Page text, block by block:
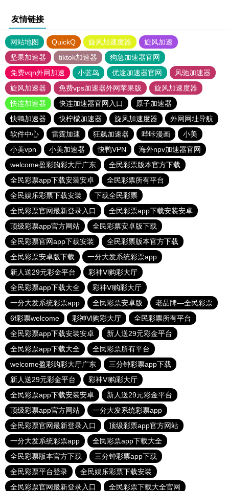
友情链接
网站地图 QuickQ 旋风加速度器
旋风加速
坚果加速器
tiktok加速器
狗急加速器官网
免费vqn外网加速
小蓝鸟 优途加速器官网
风驰加速器
旋风加速器
免费vps加速器外网苹果版
旋风加速度器
快连加速器
快连加速器官网入口
原子加速器
快鸭加速器
快柠檬加速器 旋风加速度器
外网网址导航
软件中心
雷霆加速 狂飙加速器 哔咔漫画
小美
小美vpn
小美加速器 快鸭VPN
海外npv加速器官网
welcome盈彩购彩大厅广东
全民彩票版本官方下载
全民彩票app下载安装安卓
全民彩票所有平台
全民娱乐彩票下载安装
下载全民彩票
全民彩票官网最新登录入口
全民彩票app下载安装安卓
顶级彩票app官方网站
全民彩票安卓版下载
全民彩票官网app下载安装
全民彩票版本官方下载
全民彩票安卓版下载
一分大发系统彩票app
新人送29元彩金平台
彩神Vl购彩大厅
全民彩票app下载大全
彩神Vl购彩大厅
一分大发系统彩票app
全民彩票安卓版
老品牌—全民彩票
6f彩票welcome
彩神Vl购彩大厅
全民彩票所有平台
全民彩票app下载安装安卓
新人送29元彩金平台
全民彩票app下载大全
全民彩票所有平台
welcome盈彩购彩大厅广东
三分钟彩票app下载
新人送29元彩金平台
彩神Vl购彩大厅
全民彩票app下载安装安卓
新人送29元彩金平台
顶级彩票app官方网站
一分大发系统彩票app
全民彩票官网最新登录入口
顶级彩票app官方网站
一分大发系统彩票app
全民彩票app下载大全
全民彩票版本官方下载
三分钟彩票app下载
全民彩票平台登录
全民娱乐彩票下载安装
全民彩票官网最新登录入口
全民彩票下载大全官网